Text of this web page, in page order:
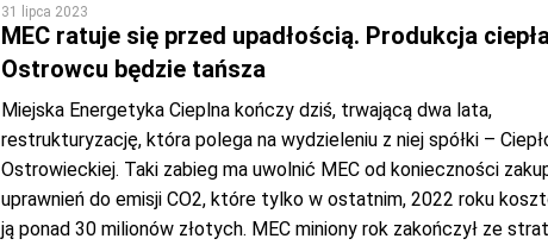
31 lipca 2023
MEC ratuje się przed upadłością. Produkcja
Ostrowcu będzie tańsza
Miejska Energetyka Cieplna kończy dziś, trwającą dwa lata,
restrukturyzację, która polega na wydzieleniu z niej spółki –
Ostrowieckiej. Taki zabieg ma uwolnić MEC od konieczności
uprawnień do emisji CO2, które tylko w ostatnim, 2022 roku
ją ponad 30 milionów złotych. MEC miniony rok zakończył ze